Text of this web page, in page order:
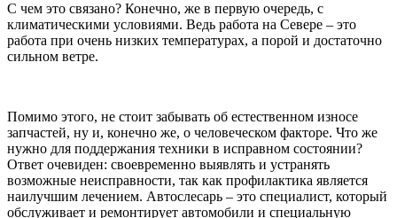
С чем это связано? Конечно, же в первую очередь, с
климатическими условиями. Ведь работа на Севере – это
работа при очень низких температурах, а порой и достаточно
сильном ветре.
Помимо этого, не стоит забывать об естественном износе
запчастей, ну и, конечно же, о человеческом факторе. Что же
нужно для поддержания техники в исправном состоянии?
Ответ очевиден: своевременно выявлять и устранять
возможные неисправности, так как профилактика является
наилучшим лечением. Автослесарь – это специалист, который
обслуживает и ремонтирует автомобили и специальную